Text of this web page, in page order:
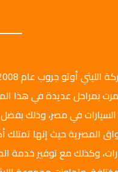
بمراحل عديدة في هذا
السيارات في مصر، وذلك
المصرية حيث إنها تمتلك
وكذلك مع توفير خدمة